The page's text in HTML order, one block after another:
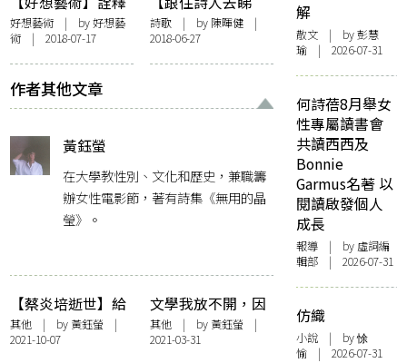
者與沒甚麼要說
——郭瑛的策展與
創作
好想藝術 | by好想藝
術 | 2018-07-17
展】逃逸路線——
「逃逸路線：
Nilima Sheikh檔案
詩歌| by 陳暉健|
2018-06-27
作者其他文章
黃鈺螢
在大學教性別、文化和歷史，兼職籌
辦女性電影節，著有詩集《無用的晶
瑩》。
【蔡炎培逝世】給
蔡爺的一封信
其他 | by 黃鈺螢 |
2021-10-07
文學我放不開，因
為我要著嚟錄節目
的衫還很多
其他| by 黃鈺螢 |
2021-03-31
解
散文 | by 彭慧
瑜 | 2026-07-31
何詩蓓8月舉女
性專屬讀書會
共讀西西及
Bonnie
Garmus名著 以
閱讀啟發個人
成長
報導 | by 虛詞編
輯部 | 2026-07-31
仿織
小說 | by 悇
愉 | 2026-07-31